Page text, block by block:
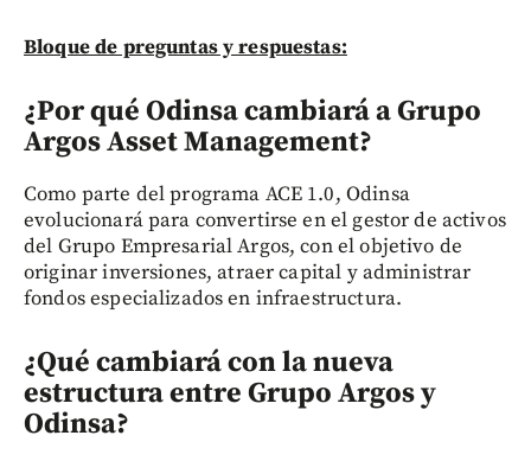
Bloque de preguntas y respuestas:
¿Por qué Odinsa cambiará a Grupo
Argos Asset Management?
Como parte del programa ACE 1.0, Odinsa
evolucionará para convertirse en el gestor de activos
del Grupo Empresarial Argos, con el objetivo de
originar inversiones, atraer capital y administrar
fondos especializados en infraestructura.
¿Qué cambiará con la nueva
estructura entre Grupo Argos y
Odinsa?